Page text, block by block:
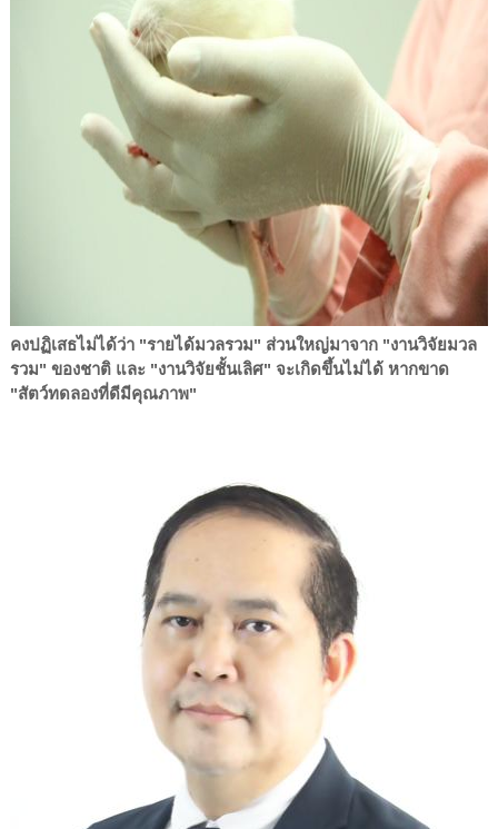
คงปฏิเสธไม่ได้ว่า "รายได้มวลรวม" ส่วนใหญ่มาจาก "งานวิจัยมวล
รวม" ของชาติ และ "งานวิจัยชั้นเลิศ" จะเกิดขึ้นไม่ได้ หากขาด
"สัตว์ทดลองที่ดีมีคุณภาพ"